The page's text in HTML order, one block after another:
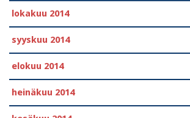
lokakuu 2014
syyskuu 2014
elokuu 2014
heinäkuu 2014